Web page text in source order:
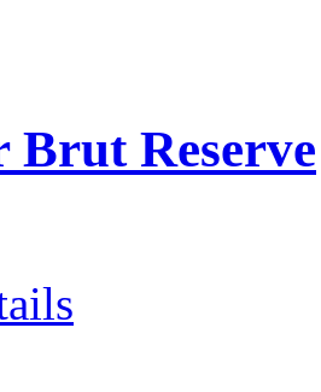
Brut Reserve